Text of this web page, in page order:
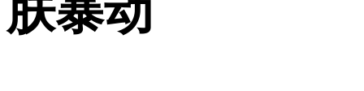
肤暴动